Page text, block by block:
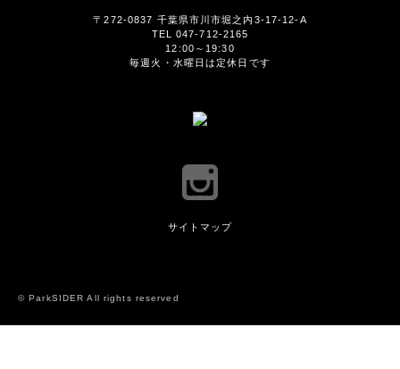
〒272-0837 千葉県市川市堀之内3-17-12-A
TEL 047-712-2165
12:00～19:30
毎週火・水曜日は定休日です
サイトマップ
© ParkSIDER All rights reserved